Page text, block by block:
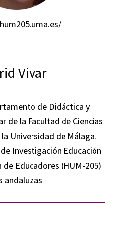
Vivar
de Didáctica y
de la Facultad de Ciencias
Universidad de Málaga.
Investigación Educación
Educadores (HUM-205)
andaluzas